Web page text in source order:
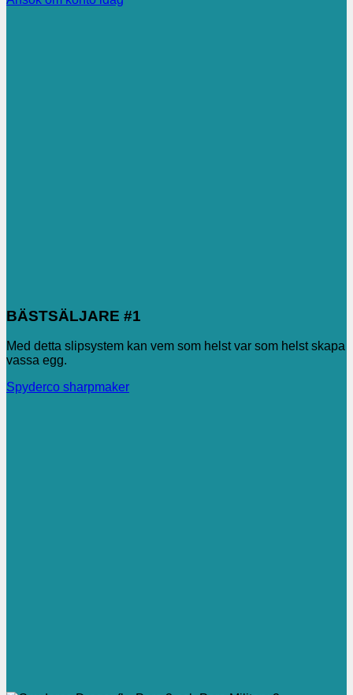
BÄSTSÄLJARE #1
Med detta slipsystem kan vem som helst var som helst skapa
vassa egg.
Spyderco sharpmaker